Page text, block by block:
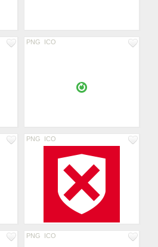
PNG ICO
PNG ICO
PNG ICO